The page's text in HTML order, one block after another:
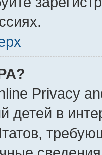
Privacy
детей в